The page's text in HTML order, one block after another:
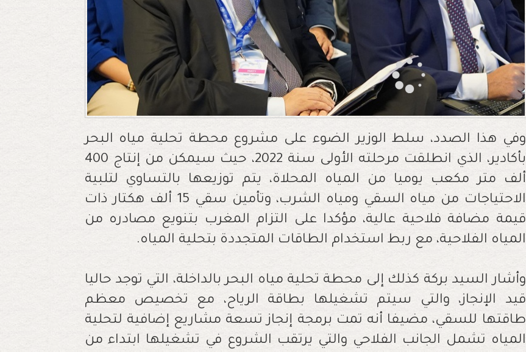
وفي هذا الصدد، سلط الوزير الضوء على مشروع محطة تحلية مياه البحر
بأكادير، الذي انطلقت مرحلته الأولى سنة 2022، حيث سيمكن من إنتاج 400
ألف متر مكعب يوميا من المياه المحلاة، يتم توزيعها بالتساوي لتلبية
الاحتياجات من مياه السقي ومياه الشرب، وتأمين سقي 15 ألف هكتار ذات
قيمة مضافة فلاحية عالية، مؤكدا على التزام المغرب بتنويع مصادره من
المياه الفلاحية، مع ربط استخدام الطاقات المتجددة بتحلية المياه.
وأشار السيد بركة كذلك إلى محطة تحلية مياه البحر بالداخلة، التي توجد حاليا
قيد الإنجاز، والتي سيتم تشغيلها بطاقة الرياح، مع تخصيص معظم
طاقتها للسقي، مضيفا أنه تمت برمجة إنجاز تسعة مشاريع إضافية لتحلية
المياه تشمل الجانب الفلاحي والتي يرتقب الشروع في تشغيلها ابتداء من